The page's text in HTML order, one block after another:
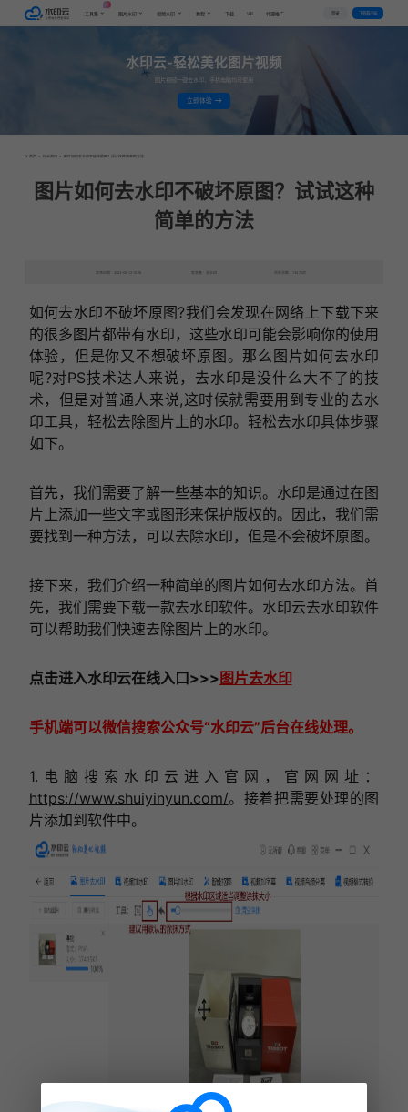
工具集 图片水印 视频水印 教程 下载 VIP 代理推广 登录 下载客户端
水印云-轻松美化图片视频
图片视频一键去水印，手机电脑均可使用
立即体验
首页 > 行业资讯 > 图片如何去水印不破坏原图？试试这种简单的方法
图片如何去水印不破坏原图？试试这种
简单的方法
发布日期：2023-05-12 15:28 发表者：去水印 浏览次数：13479次
如何去水印不破坏原图?我们会发现在网络上下载下来
的很多图片都带有水印，这些水印可能会影响你的使用
体验，但是你又不想破坏原图。那么图片如何去水印
呢?对PS技术达人来说，去水印是没什么大不了的技
术，但是对普通人来说,这时候就需要用到专业的去水
印工具，轻松去除图片上的水印。轻松去水印具体步骤
如下。
首先，我们需要了解一些基本的知识。水印是通过在图
片上添加一些文字或图形来保护版权的。因此，我们需
要找到一种方法，可以去除水印，但是不会破坏原图。
接下来，我们介绍一种简单的图片如何去水印方法。首
先，我们需要下载一款去水印软件。水印云去水印软件
可以帮助我们快速去除图片上的水印。
点击进入水印云在线入口>>>图片去水印
手机端可以微信搜索公众号“水印云”后台在线处理。
1.电脑搜索水印云进入官网，官网网址：
https://www.shuiyinyun.com/。接着把需要处理的图
片添加到软件中。